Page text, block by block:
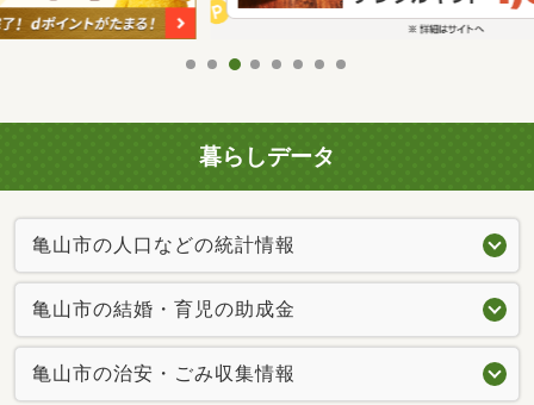
暮らしデータ
亀山市の人口などの統計情報
亀山市の結婚・育児の助成金
亀山市の治安・ごみ収集情報